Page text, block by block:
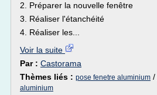
2. Préparer la nouvelle fenêtre
3. Réaliser l'étanchéité
4. Réaliser les...
Voir la suite
Par : Castorama
Thèmes liés : pose fenetre aluminium /
aluminium